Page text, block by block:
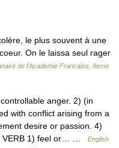
le plus souvent à une
On le laissa seul rager
de l'Academie Francaise, 8eme
anger. 2) (in
with conflict arising from a
desire or passion. 4)
VERB 1) feel or… …
English